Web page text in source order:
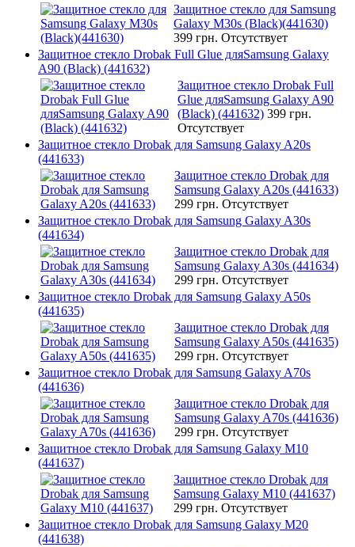
Защитное стекло для Samsung
Galaxy M30s (Black)(441630)
399 грн. Отсутствует
Защитное стекло Drobak Full Glue дляSamsung Galaxy
A90 (Black) (441632)
Защитное стекло Drobak Full
Glue дляSamsung Galaxy A90
(Black) (441632) 399 грн.
Отсутствует
Защитное стекло Drobak для Samsung Galaxy A20s
(441633)
Защитное стекло Drobak для
Samsung Galaxy A20s (441633)
299 грн. Отсутствует
Защитное стекло Drobak для Samsung Galaxy A30s
(441634)
Защитное стекло Drobak для
Samsung Galaxy A30s (441634)
299 грн. Отсутствует
Защитное стекло Drobak для Samsung Galaxy A50s
(441635)
Защитное стекло Drobak для
Samsung Galaxy A50s (441635)
299 грн. Отсутствует
Защитное стекло Drobak для Samsung Galaxy A70s
(441636)
Защитное стекло Drobak для
Samsung Galaxy A70s (441636)
299 грн. Отсутствует
Защитное стекло Drobak для Samsung Galaxy M10
(441637)
Защитное стекло Drobak для
Samsung Galaxy M10 (441637)
299 грн. Отсутствует
Защитное стекло Drobak для Samsung Galaxy M20
(441638)